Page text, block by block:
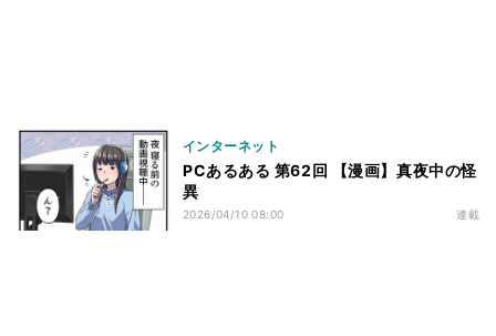
インターネット
PCあるある 第62回 【漫画】真夜中の怪
異
2026/04/10 08:00 連載